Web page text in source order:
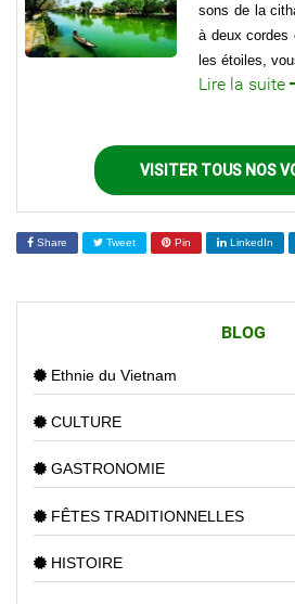
sons de la
à deux cordes
les étoiles,
Lire la suite
VISITER TOUS NOS
Share Tweet Pin LinkedIn
BLOG
Ethnie du Vietnam
CULTURE
GASTRONOMIE
FÊTES TRADITIONNELLES
HISTOIRE